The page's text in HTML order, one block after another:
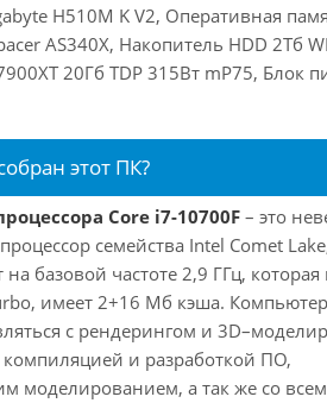
H510M K V2, Оперативная
AS340X, Накопитель HDD 2Тб
20Гб TDP 315Вт mP75, Блок
этот ПК?
Core i7-10700F– это
семейства Intel Comet
базовой частоте 2,9 ГГц,
имеет 2+16 Мб кэша.
с рендерингом и
и разработкой ПО,
моделированием, а так же со